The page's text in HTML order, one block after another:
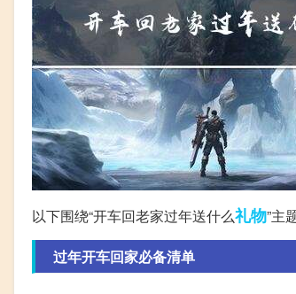
以下围绕“开车回老家过年送什么礼物”主
过年开车回家必备清单